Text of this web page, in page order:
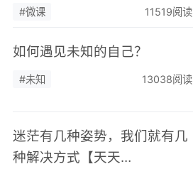
#微课 11519阅读
如何遇见未知的自己？
#未知 13038阅读
迷茫有几种姿势，我们就有几
种解决方式【天天